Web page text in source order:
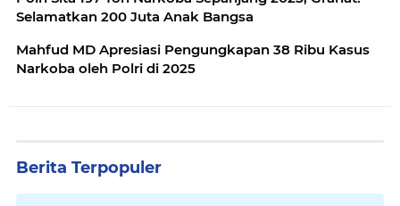
Selamatkan 200 Juta Anak Bangsa
Mahfud MD Apresiasi Pengungkapan 38 Ribu Kasus
Narkoba oleh Polri di 2025
Berita Terpopuler